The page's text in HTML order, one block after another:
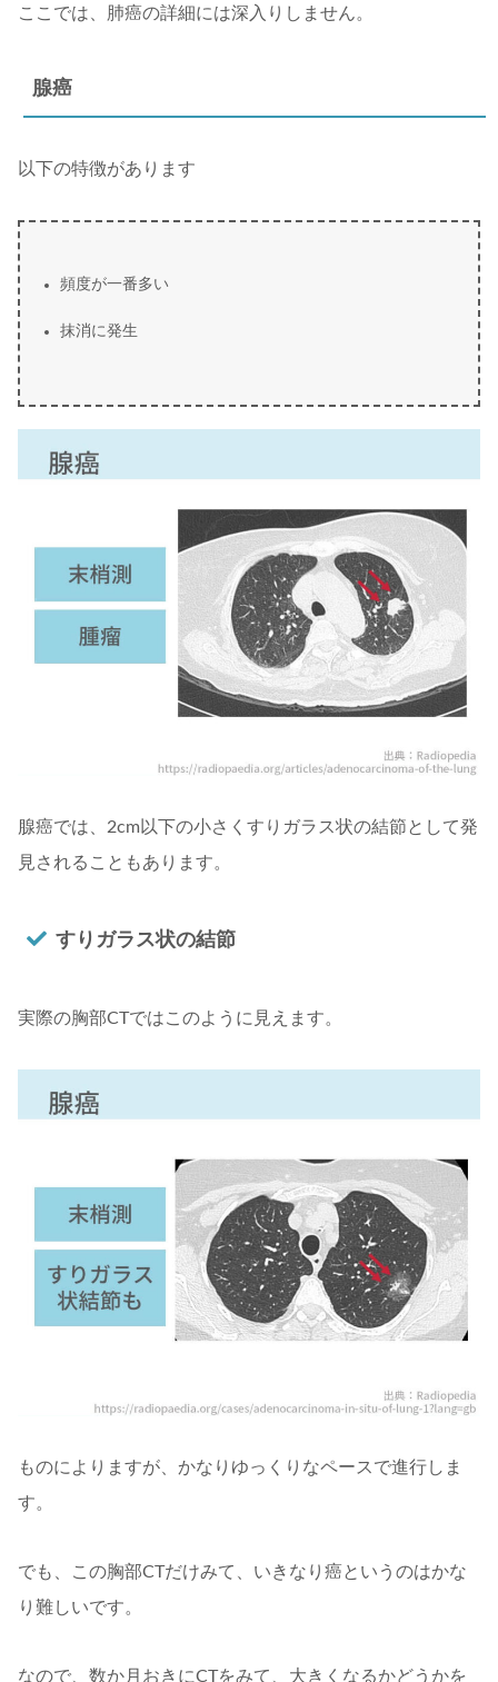
ここでは、肺癌の詳細には深入りしません。
腺癌
以下の特徴があります
頻度が一番多い
抹消に発生
腺癌では、2cm以下の小さくすりガラス状の結節として発
見されることもあります。
すりガラス状の結節
実際の胸部CTではこのように見えます。
ものによりますが、かなりゆっくりなペースで進行しま
す。
でも、この胸部CTだけみて、いきなり癌というのはかな
り難しいです。
なので、数か月おきにCTをみて、大きくなるかどうかを